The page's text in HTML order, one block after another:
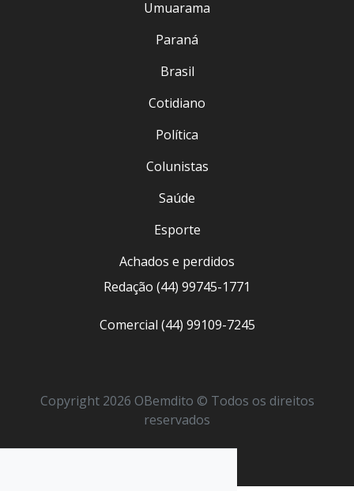
Umuarama
Paraná
Brasil
Cotidiano
Política
Colunistas
Saúde
Esporte
Achados e perdidos
Redação (44) 99745-1771
Comercial (44) 99109-7245
Copyright 2026 OBemdito © Todos os direitos
reservados